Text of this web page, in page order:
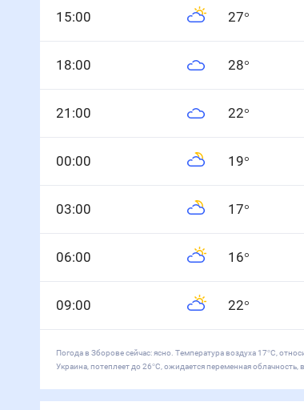
15:00 27°
18:00 28°
21 :00 22°
00:00 19°
03:00 17°
06:00 16°
09:00 22°
Погода в Зборове сейчас: ясно. Температура воздуха 17°С,
Украина, потеплеет до 26°С, ожидается переменная облачность,